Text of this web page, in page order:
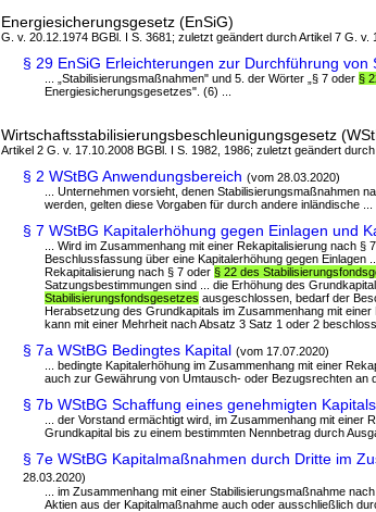
Energiesicherungsgesetz (EnSiG)
G. v. 20.12.1974 BGBl. I S. 3681; zuletzt geändert durch Artikel 7 G. v.
§ 29 EnSiG Erleichterungen zur Durchführung von
... „Stabilisierungsmaßnahmen" und 5. der Wörter „§ 7 oder §
Energiesicherungsgesetzes". (6) ...
Wirtschaftsstabilisierungsbeschleunigungsgesetz
Artikel 2 G. v. 17.10.2008 BGBl. I S. 1982, 1986; zuletzt geändert
§ 2 WStBG Anwendungsbereich (vom 28.03.2020)
... Unternehmen vorsieht, denen Stabilisierungsmaßnahmen
werden, gelten diese Vorgaben für durch andere inländische ...
§ 7 WStBG Kapitalerhöhung gegen Einlagen und
... Wird im Zusammenhang mit einer Rekapitalisierung nach §
Beschlussfassung über eine Kapitalerhöhung gegen Einlagen
Rekapitalisierung nach § 7 oder § 22 des
Satzungsbestimmungen sind ... die Erhöhung des
Stabilisierungsfondsgesetzes ausgeschlossen, bedarf der
Herabsetzung des Grundkapitals im Zusammenhang mit
kann mit einer Mehrheit nach Absatz 3 Satz 1 oder 2
§ 7a WStBG Bedingtes Kapital (vom 17.07.2020)
... bedingte Kapitalerhöhung im Zusammenhang mit einer
auch zur Gewährung von Umtausch- oder Bezugsrechten an
§ 7b WStBG Schaffung eines genehmigten
... der Vorstand ermächtigt wird, im Zusammenhang mit einer
Grundkapital bis zu einem bestimmten Nennbetrag durch
§ 7e WStBG Kapitalmaßnahmen durch Dritte im
28.03.2020)
... im Zusammenhang mit einer Stabilisierungsmaßnahme
Aktien aus der Kapitalmaßnahme auch oder ausschließlich